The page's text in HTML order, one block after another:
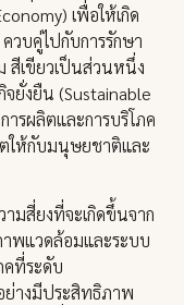
เพื่อให้เกิด
วบคู่ไปกับการรักษา
สีเขียวเป็นส่วนหนึ่ง
จยั่งยืน (Sustainable
รผลิตและการบริโภค
ให้กับมนุษยชาติและ
มสี่ยงที่จะเกิดขึ้นจาก
พแวดล้อมและระบบ
คที่ระดับ
ย่างมีประสิทธิภาพ